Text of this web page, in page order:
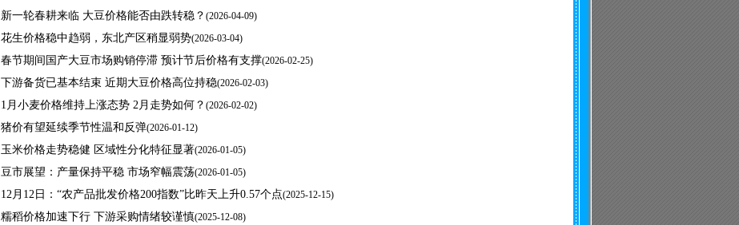
新一轮春耕来临 大豆价格能否由跌转稳？ (2026-04-09)
花生价格稳中趋弱，东北产区稍显弱势(2026-03-04)
春节期间国产大豆市场购销停滞 预计节后价格有支撑(2026-02-25)
下游备货已基本结束 近期大豆价格高位持稳(2026-02-03)
1月小麦价格维持上涨态势 2月走势如何？ (2026-02-02)
猪价有望延续季节性温和反弹(2026-01-12)
玉米价格走势稳健 区域性分化特征显著(2026-01-05)
豆市展望：产量保持平稳 市场窄幅震荡(2026-01-05)
12月12日：“农产品批发价格200指数”比昨天上升0.57个点(2025-12-15)
糯稻价格加速下行 下游采购情绪较谨慎(2025-12-08)